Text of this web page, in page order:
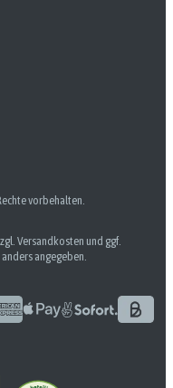
vorbehalten.
Versandkosten und ggf.
angegeben.